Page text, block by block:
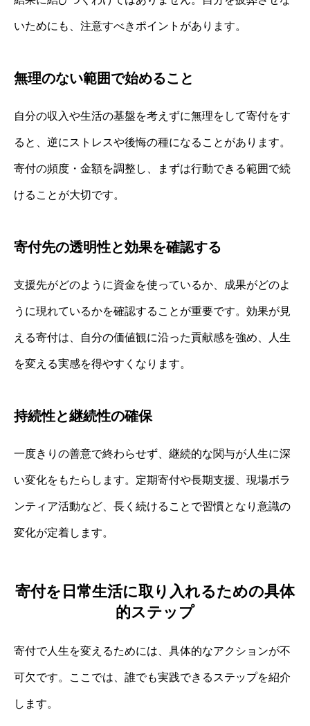
いためにも、注意すべきポイントがあります。
無理のない範囲で始めること
自分の収入や生活の基盤を考えずに無理をして寄付をす
ると、逆にストレスや後悔の種になることがあります。
寄付の頻度・金額を調整し、まずは行動できる範囲で続
けることが大切です。
寄付先の透明性と効果を確認する
支援先がどのように資金を使っているか、成果がどのよ
うに現れているかを確認することが重要です。効果が見
える寄付は、自分の価値観に沿った貢献感を強め、人生
を変える実感を得やすくなります。
持続性と継続性の確保
一度きりの善意で終わらせず、継続的な関与が人生に深
い変化をもたらします。定期寄付や長期支援、現場ボラ
ンティア活動など、長く続けることで習慣となり意識の
変化が定着します。
寄付を日常生活に取り入れるための具体
的ステップ
寄付で人生を変えるためには、具体的なアクションが不
可欠です。ここでは、誰でも実践できるステップを紹介
します。